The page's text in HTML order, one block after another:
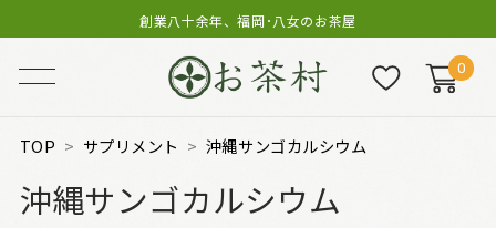
創業八十余年、福岡･八女のお茶屋
0
TOP サプリメント 沖縄サンゴカルシウム
沖縄サンゴカルシウム